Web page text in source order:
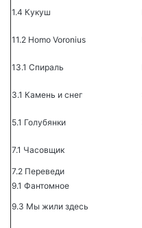
1.4 Кукуш
11.2 Homo Voronius
13.1 Спираль
3.1 Камень и снег
5.1 Голубянки
7.1 Часовщик
7.2 Переведи
9.1 Фантомное
9.3 Мы жили здесь